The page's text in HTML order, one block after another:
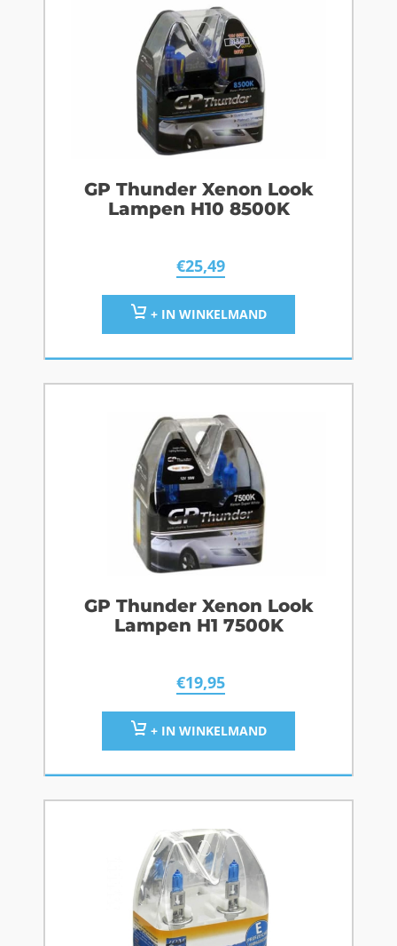
GP Thunder Xenon Look
Lampen H10 8500K
€25,49
+ IN WINKELMAND
GP Thunder Xenon Look
Lampen H1 7500K
€19,95
+ IN WINKELMAND